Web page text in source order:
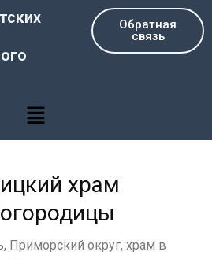
Обратная
связь
Меню
храм
Приморский округ, храм в